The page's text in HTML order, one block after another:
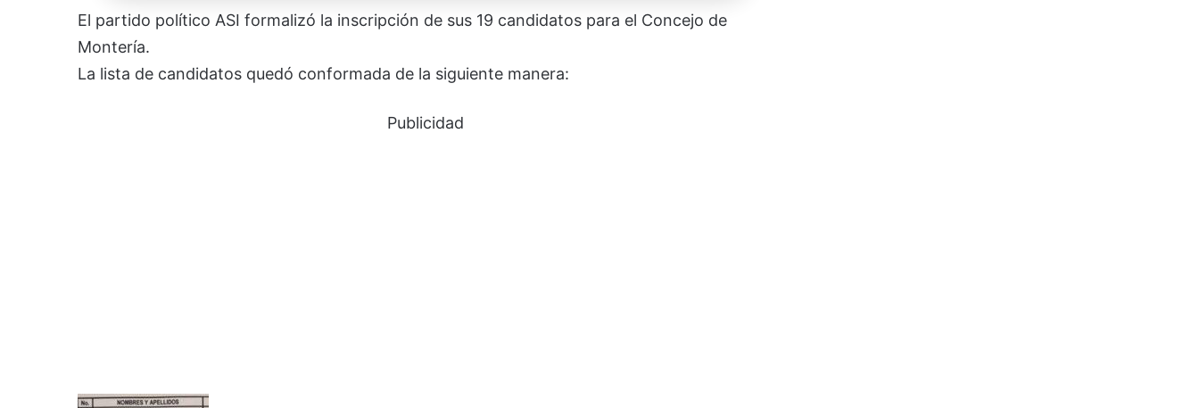
El partido político ASI formalizó la inscripción de sus 19 candidatos para el Concejo de
Montería.
La lista de candidatos quedó conformada de la siguiente manera:
Publicidad